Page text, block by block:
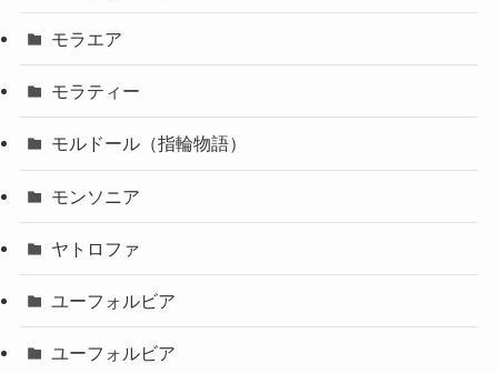
モラエア
モラティー
モルドール（指輪物語）
モンソニア
ヤトロファ
ユーフォルビア
ユーフォルビア